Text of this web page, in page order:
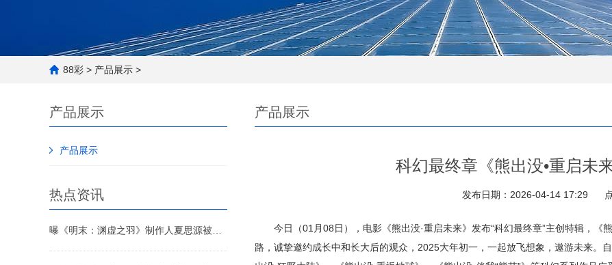
88彩 > 产品展示 >
产品展示
产品展示
热点资讯
产品展示
科幻最终章《熊出没•重启未
发布日期：2026-04-14 17:29
今日（01月08日），电影《熊出没·重启未来》发布“科幻最终章”主创特辑，《
路，诚挚邀约成长中和长大后的观众，2025大年初一，一起放飞想象，遨游未来。